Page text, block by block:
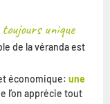
unique
de la véranda est
économique: une
l’on apprécie tout